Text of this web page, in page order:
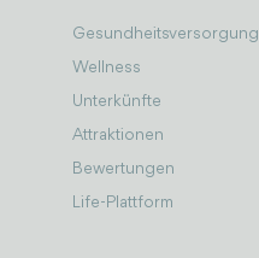
Gesundheitsversorgung
Wellness
Unterkünfte
Attraktionen
Bewertungen
Life-Plattform